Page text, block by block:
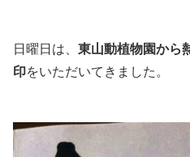
日曜日は、 東山動植物園から
印をいただいてきました。